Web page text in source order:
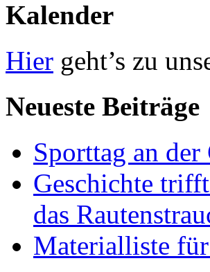
Kalender
Hier geht’s zu
Neueste Beiträge
Sporttag an
Geschichte
das
Materialliste